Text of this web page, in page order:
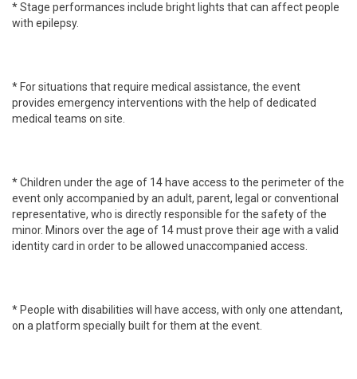
* Stage performances include bright lights that can affect people
with epilepsy.
* For situations that require medical assistance, the event
provides emergency interventions with the help of dedicated
medical teams on site.
* Children under the age of 14 have access to the perimeter of the
event only accompanied by an adult, parent, legal or conventional
representative, who is directly responsible for the safety of the
minor. Minors over the age of 14 must prove their age with a valid
identity card in order to be allowed unaccompanied access.
* People with disabilities will have access, with only one attendant,
on a platform specially built for them at the event.